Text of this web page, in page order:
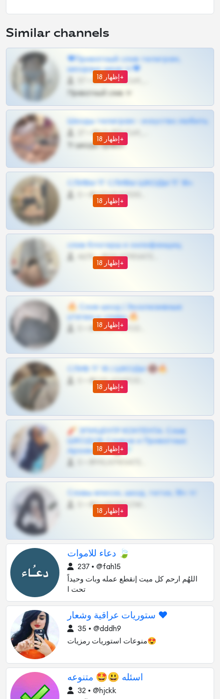
Similar channels
إظهار 18+
❤Приватный слив телеграм,
шкодных шкур тг❤
Приватный слив тг
إظهار 18+
Шкоды телеграм - искуство любить
Тг шкоды приват
إظهار 18+
СЛИВЫ ТГ СЛИВЫ ШКОДЫ ТГ 18+
إظهار 18+
слив блогерш и онлифанщиц
4675 •
إظهار 18+
🔥 Слив шкод | Эксклюзивные
утечки и сливы 🔥
إظهار 18+
СЛИВ ТГ 18 | ШКОДЫ 🔞🔥
إظهار 18+
🧨 ЭПИЦЕНТР КОНТЕНТА: Слив
ШКОДОВ Сливов и Приватных
Архивов ТГ 🔞💎
إظهار 18+
Сливы вписок, шкод, теток, 18+ тг
دعاء للاموات 🍃
237 • @fah15
اللهُم⁩ ⁦ ارحم⁩كل ميت إنقطع عمله وبات وحيداً
تحت ا
ستوريات عراقية وشعار ❤️
35 • @dddh9
منوعات استوريات رمزيات😍
اسئله 😃🤩 متنوعه
32 • @hjckk